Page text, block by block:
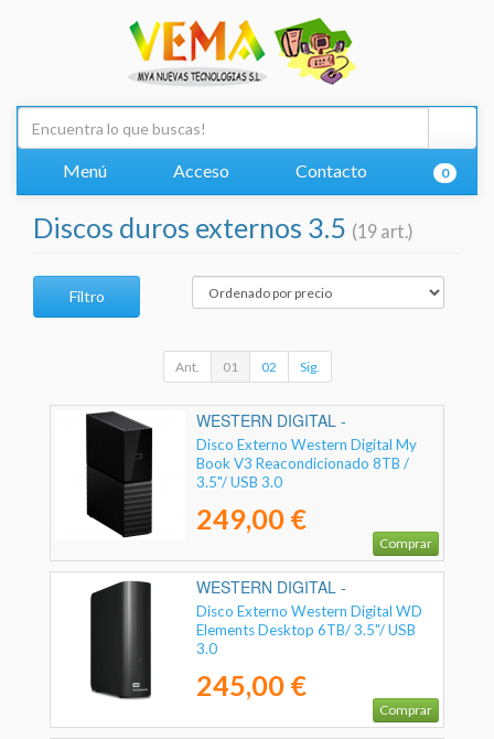
Menú Acceso Contacto 0
Discos duros externos 3.5 (19 art.)
Filtro
Ant. 01 02 Sig.
WESTERN DIGITAL -
Disco Externo Western Digital My
Book V3 Reacondicionado 8TB /
3.5"/ USB 3.0
249,00 €
Comprar
WESTERN DIGITAL -
WDBWLG0060HBK-EESN
Disco Externo Western Digital WD
Elements Desktop 6TB/ 3.5"/ USB
3.0
245,00 €
Comprar